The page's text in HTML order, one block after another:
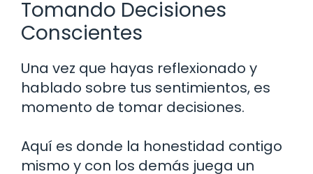
Tomando Decisiones
Conscientes
Una vez que hayas reflexionado y
hablado sobre tus sentimientos, es
momento de tomar decisiones.
Aquí es donde la honestidad contigo
mismo y con los demás juega un